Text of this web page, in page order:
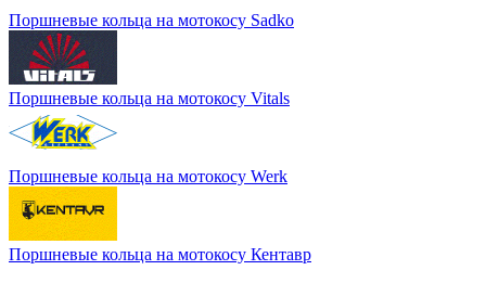
Поршневые кольца на мотокосу Sadko
Поршневые кольца на мотокосу Vitals
Поршневые кольца на мотокосу Werk
Поршневые кольца на мотокосу Кентавр